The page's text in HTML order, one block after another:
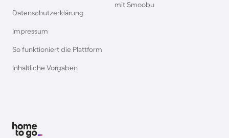
Datenschutzerklärung
Impressum
So funktioniert die Plattform
Inhaltliche Vorgaben
mit Smoobu